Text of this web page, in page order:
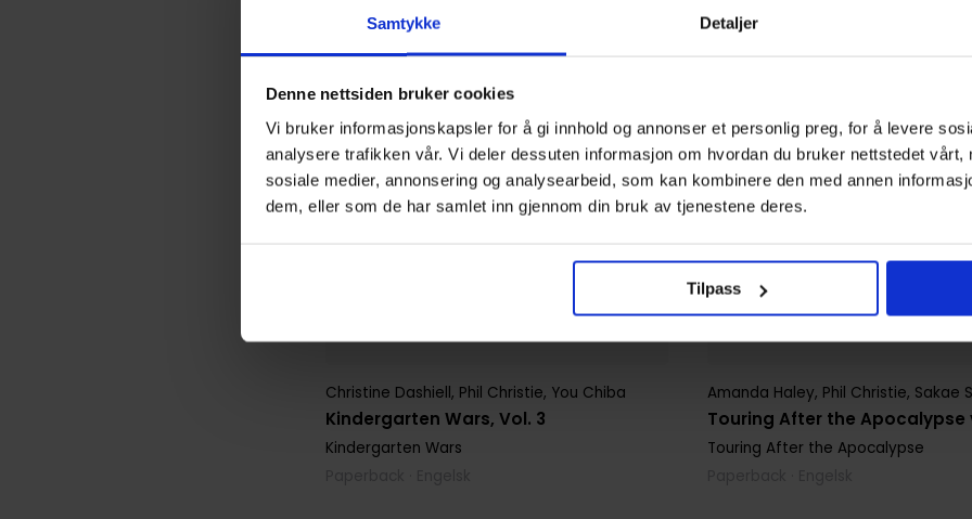
Samtykke Detaljer
Denne nettsiden bruker cookies
Vi bruker informasjonskapsler for å gi innhold og annonser et personlig preg, for å levere
analysere trafikken vår. Vi deler dessuten informasjon om hvordan du bruker nettstedet vårt,
sosiale medier, annonsering og analysearbeid, som kan kombinere den med annen
dem, eller som de har samlet inn gjennom din bruk av tjenestene deres.
Tilpass
Kindergarten Wars, Vol. 3
Christine Dashiell, Phil Christie, You Chiba
Kindergarten Wars
Touring After the Apocalypse
Amanda Haley, Phil Christie, Sakae
Touring After the Apocalypse